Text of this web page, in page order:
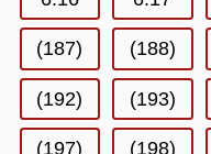
(187) (188)
(192) (193)
(197) (198)